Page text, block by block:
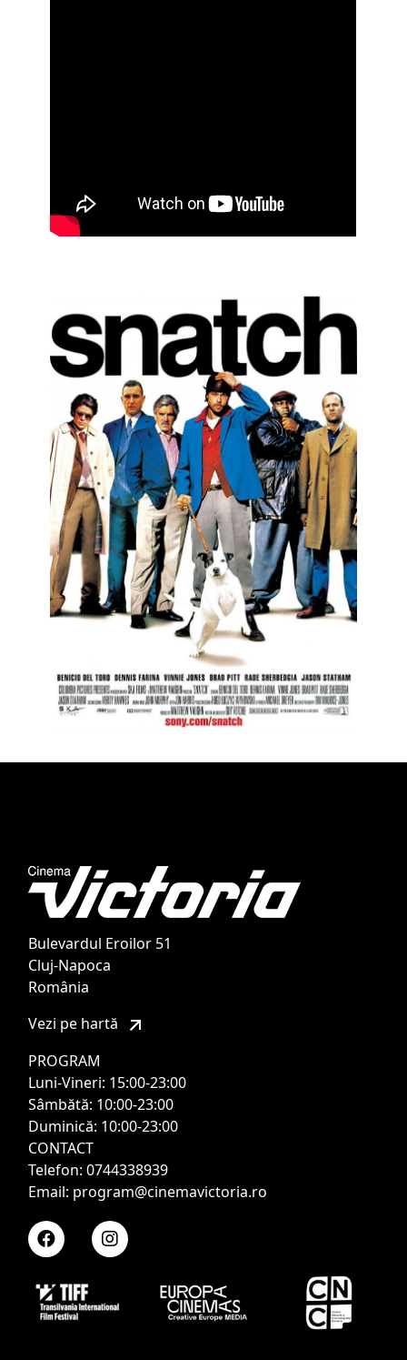
Bulevardul Eroilor 51
Cluj-Napoca
România
Vezi pe hartă
PROGRAM
Luni-Vineri: 15:00-23:00
Sâmbătă: 10:00-23:00
Duminică: 10:00-23:00
CONTACT
Telefon: 0744338939
Email: program@cinemavictoria.ro